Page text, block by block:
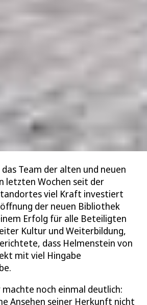
Team der alten und neuen
letzten Wochen seit der
viel Kraft investiert
der neuen Bibliothek
Erfolg für alle Beteiligten
Kultur und Weiterbildung,
dass Helmenstein von
mit viel Hingabe
noch einmal deutlich:
Ansehen seiner Herkunft nicht